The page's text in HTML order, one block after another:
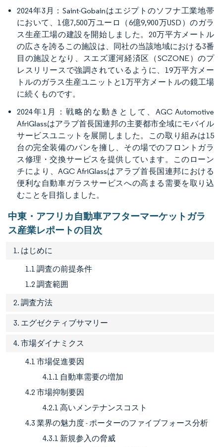
2024年3月：Saint-Gobainはエジプトのソフナ工業地帯
において、1億7,500万ユーロ（6億9,900万USD）のガラ
ス生産工場の建設を開始しました。20万平方メートル
の広さを誇るこの施設は、同社の当該地域における3番
目の施設となり、スエズ運河経済区（SCZONE）のプ
レスリリースで強調されているように、19万平方メー
トルのガラス生産ユニットと1万平方メートルの鏡工場
に続くものです。
2024年1月：戦略的な動きとして、AGC Automotive
AfriGlassはアラブ首長国連邦の主要都市全域にモバイル
サービスユニットを展開しました。この取り組みは15
台の完全装備のバンを擁し、その場でのフロントガラ
ス修理・交換サービスを提供しています。このローン
チにより、AGC AfriGlassはアラブ首長国連邦における
便利な自動車ガラスサービスへの高まる需要を取り込
むことを目指しました。
中東・アフリカ自動車アフターマーケットガラ
ス産業レポートの目次
1. はじめに
1.1 調査の前提条件
1.2 調査範囲
2. 調査方法
3. エグゼクティブサマリー
4. 市場ダイナミクス
4.1 市場促進要因
4.1.1 自動車需要の増加
4.2 市場抑制要因
4.2.1 高いメンテナンスコスト
4.3 業界の魅力度 - ポーターのファイブフォース分析
4.3.1 新規参入の脅威